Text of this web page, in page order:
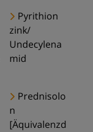
Pyrithion
zink/
Undecylena
mid
Prednisolo
n
[Äquivalenzd